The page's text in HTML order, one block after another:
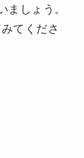
ましょう。
てくださ